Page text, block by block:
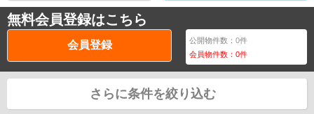
無料会員登録はこちら
会員登録 公開物件数：0件
会員物件数：0件
さらに条件を絞り込む